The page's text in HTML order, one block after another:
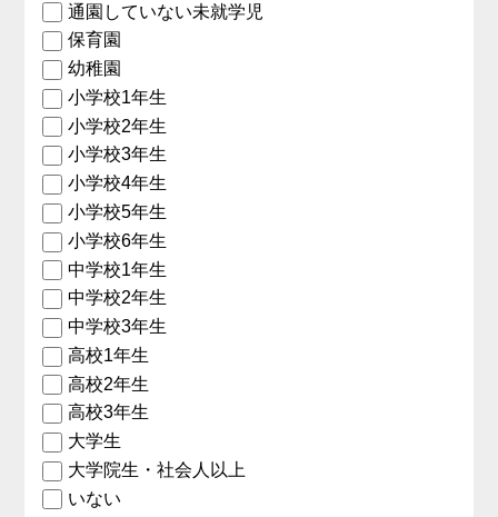
通園していない未就学児
保育園
幼稚園
小学校1年生
小学校2年生
小学校3年生
小学校4年生
小学校5年生
小学校6年生
中学校1年生
中学校2年生
中学校3年生
高校1年生
高校2年生
高校3年生
大学生
大学院生・社会人以上
いない